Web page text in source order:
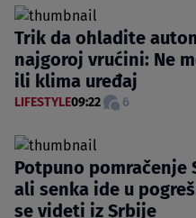
Trik da ohladite
najgoroj vrućini: Ne
ili klima uređaj
LIFESTYLE09:22 6
Potpuno pomračenje
ali senka ide u
se videti iz Srbije